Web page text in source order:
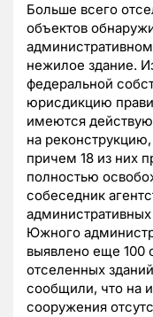
Больше всего
объектов
нежилое здание.
федеральной
юрисдикцию
имеются
на
причем 18 из них
полностью
собеседник
Южного
выявлено еще 100
отселенных
сообщили, что на
сооружения